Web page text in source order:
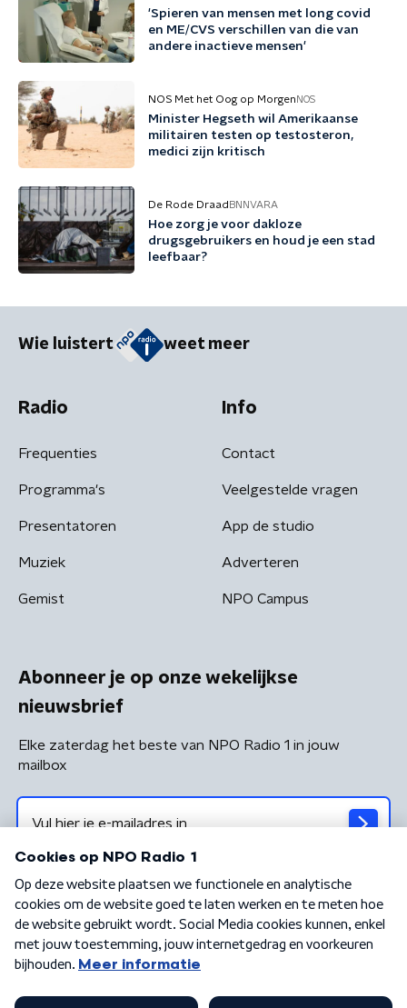
'Spieren van mensen met long covid
en ME/CVS verschillen van die van
andere inactieve mensen'
NOS Met het Oog op Morgen NOS
Minister Hegseth wil Amerikaanse
militairen testen op testosteron,
medici zijn kritisch
De Rode Draad BNNVARA
Hoe zorg je voor dakloze
drugsgebruikers en houd je een stad
leefbaar?
Wie luistert weet meer
Radio
Frequenties
Programma's
Presentatoren
Muziek
Gemist
Info
Contact
Veelgestelde vragen
App de studio
Adverteren
NPO Campus
Abonneer je op onze wekelijkse
nieuwsbrief
Elke zaterdag het beste van NPO Radio 1 in jouw
mailbox
Algemene voorwaarden